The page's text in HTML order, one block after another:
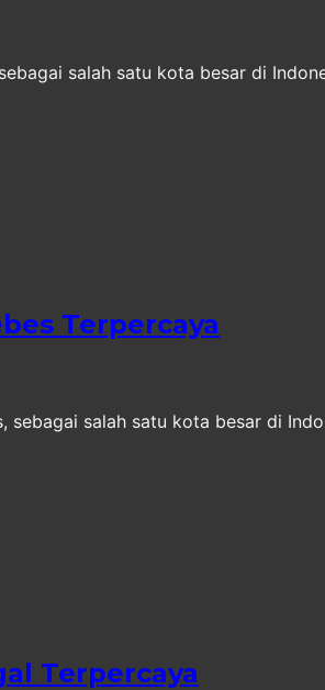
salah satu kota besar di
Terpercaya
sebagai salah satu kota besar di
Terpercaya